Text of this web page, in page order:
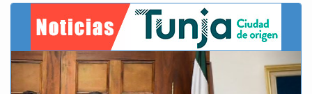
Previous Next